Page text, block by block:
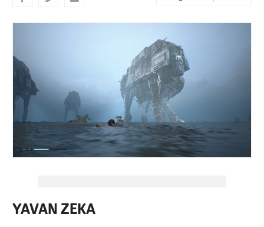
YAVAN ZEKA